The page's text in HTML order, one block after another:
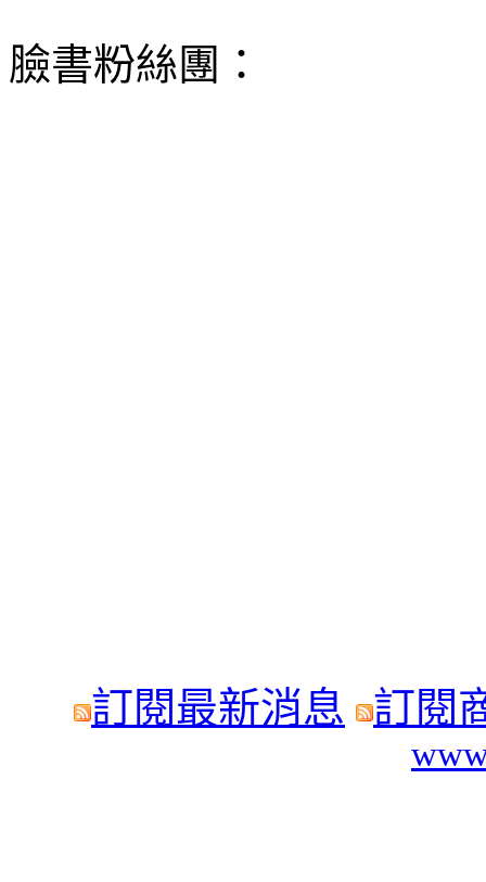
臉書粉絲團：
訂閱最新消息 訂閱